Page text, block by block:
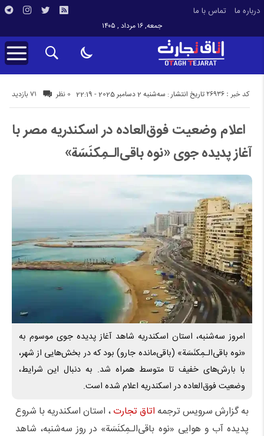
درباره ما تماس با ما
جمعه, ۱۶ مرداد , ۱۴۰۵
تاریخ انتشار : سه‌شنبه 2 دسامبر 2025 - 22:19 71 بازدید کد خبر : 26936 0 نظر
اعلام وضعیت فوق‌العاده در اسکندریه مصر با
آغاز پدیده جوی «نوه‌ باقی‌الـمِکنَسَة»
امروز سه‌شنبه، استان اسکندریه شاهد آغاز پدیده جوی موسوم به
«نوه‌ باقی‌الـمِکنَسَة» (باقی‌مانده جارو) بود که در بخش‌هایی از شهر،
با بارش‌های خفیف تا متوسط همراه شد. به دنبال این شرایط،
وضعیت فوق‌العاده در اسکندریه اعلام شده است.
به گزارش سرویس ترجمه اتاق تجارت، استان اسکندریه با شروع
پدیده آب و هوایی «نوه‌ باقی‌الـمِکنَسَة» در روز سه‌شنبه، شاهد